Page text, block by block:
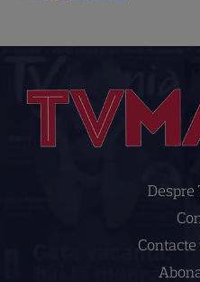
Despre